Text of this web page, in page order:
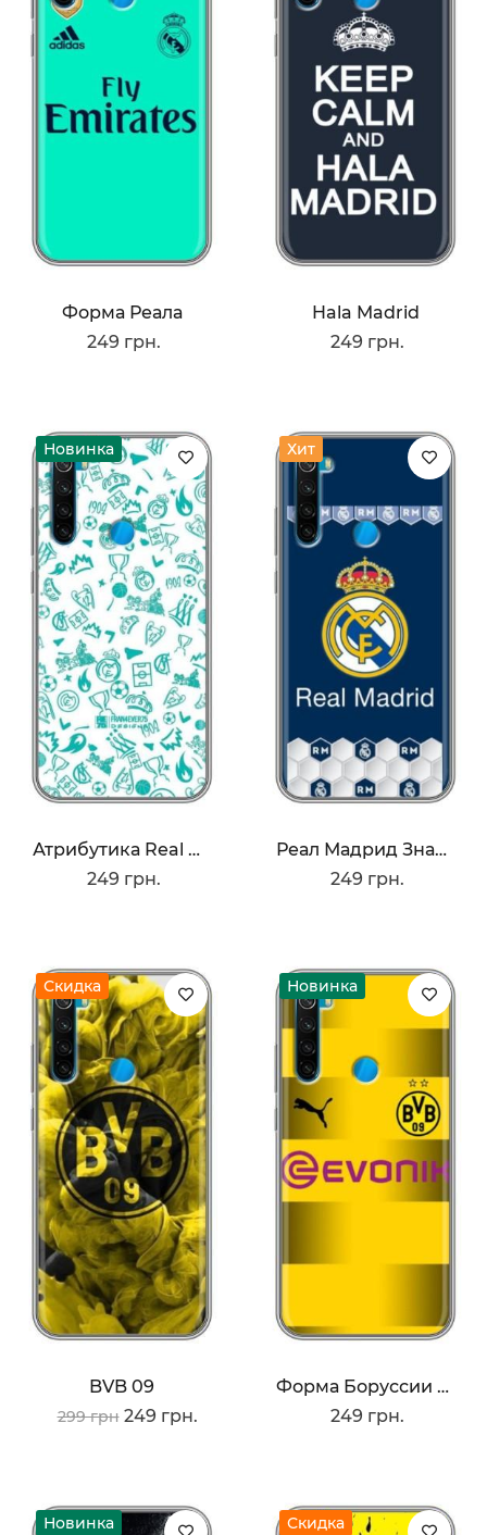
Форма Реала
249 грн.
Hala Madrid
249 грн.
Новинка
Атрибутика Real Madrid
249 грн.
Хит
Реал Мадрид Значок
249 грн.
Скидка
BVB 09
299 грн 249 грн.
Новинка
Форма Боруссии Дортмунд
249 грн.
Новинка Скидка